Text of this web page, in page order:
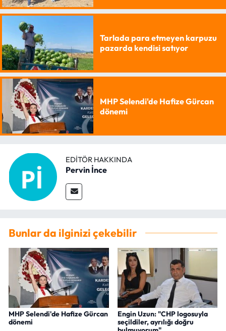
Tarlada para etmeyen karpuzu
pazarda kendisi satıyor
MHP Selendi'de Hafize Gürcan
dönemi
EDITÖR HAKKINDA
Pervin İnce
Bunlar da ilginizi çekebilir
MHP Selendi'de Hafize Gürcan
dönemi
Engin Uzun: "CHP logosuyla
seçildiler, ayrılığı doğru